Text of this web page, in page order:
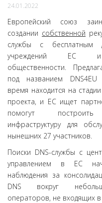
24.01.2022
Европейский союз
создании собственной
службы с бесплатным
учреждений ЕС
общественности.
под названием
время находится на
проекта, и ЕС ищет
помогут
инфраструктуру для
нынешних 27 участников.
Поиски DNS-службы с
управлением в ЕС
наблюдения за
DNS вокруг
операторов, не входящих